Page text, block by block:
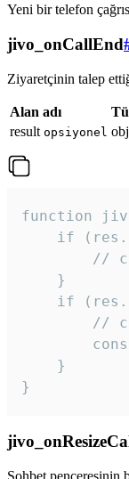
Yeni bir telefon
jivo_onCallEnd
Ziyaretçinin talep
Alan adı
result opsiyonel
function
if
//
    }
if
//
    }
}
Sohbet penceresinin